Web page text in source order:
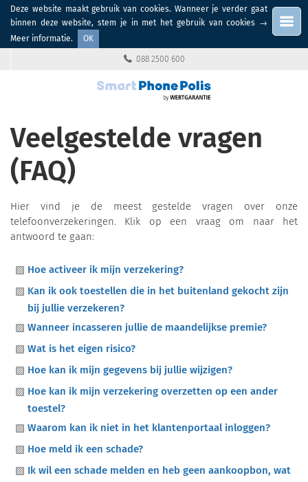
Deze website maakt gebruik van cookies. Wanneer je verder gaat
binnen deze website, stem je in met het gebruik van cookies →
Meer informatie. OK
088 2500 600
Menu
Veelgestelde vragen
(FAQ)
Hier vind je de meest gestelde vragen over onze
telefoonverzekeringen. Klik op een vraag om naar het
antwoord te gaan:
Hoe activeer ik mijn verzekering?
Kan ik ook toestellen die in het buitenland gekocht zijn
bij jullie verzekeren?
Wanneer incasseren jullie de maandelijkse premie?
Wat is het eigen risico?
Hoe kan ik mijn gegevens bij jullie wijzigen?
Hoe kan ik mijn verzekering overzetten op een ander
toestel?
Waarom kan ik niet in het klantenportaal inloggen?
Hoe meld ik een schade?
Ik wil een schade melden en heb geen aankoopbon, wat